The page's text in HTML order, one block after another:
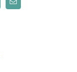
Correo
electrónico